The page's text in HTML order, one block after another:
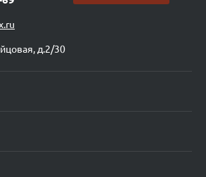
д.2/30